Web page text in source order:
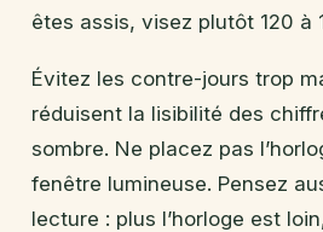
êtes assis, visez plutôt 120 à
Évitez les contre-jours trop
réduisent la lisibilité des
sombre. Ne placez pas
fenêtre lumineuse. Pensez
lecture : plus l’horloge est